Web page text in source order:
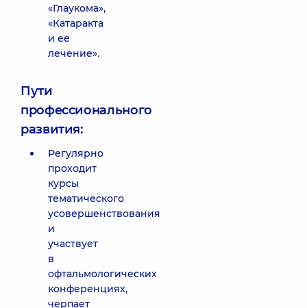
«Глаукома»,
«Катаракта
и ее
лечение».
Пути
профессионального
развития:
Регулярно
проходит
курсы
тематического
усовершенствования
и
участвует
в
офтальмологических
конференциях,
черпает